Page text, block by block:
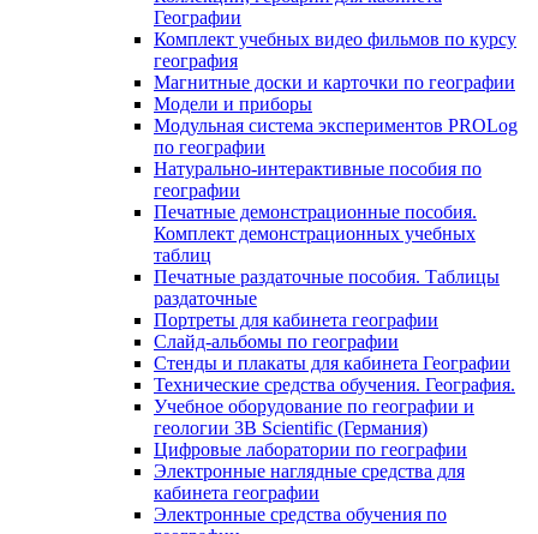
Географии
Комплект учебных видео фильмов по курсу
география
Магнитные доски и карточки по географии
Модели и приборы
Модульная система экспериментов PROLog
по географии
Натурально-интерактивные пособия по
географии
Печатные демонстрационные пособия.
Комплект демонстрационных учебных
таблиц
Печатные раздаточные пособия. Таблицы
раздаточные
Портреты для кабинета географии
Слайд-альбомы по географии
Стенды и плакаты для кабинета Географии
Технические средства обучения. География.
Учебное оборудование по географии и
геологии 3B Scientific (Германия)
Цифровые лаборатории по географии
Электронные наглядные средства для
кабинета географии
Электронные средства обучения по